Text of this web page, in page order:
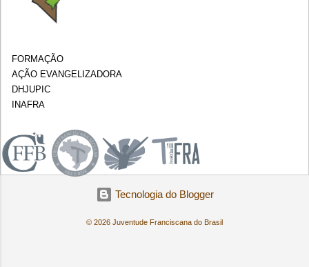
FORMAÇÃO
AÇÃO EVANGELIZADORA
DHJUPIC
INAFRA
Tecnologia do Blogger
© 2026 Juventude Franciscana do Brasil